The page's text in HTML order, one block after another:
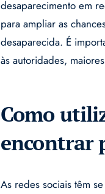
desaparecimento em
para ampliar as
desaparecida. É
às autoridades,
Como
encontrar
As redes sociais têm